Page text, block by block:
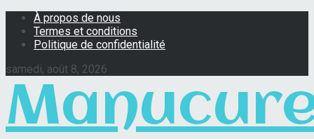
À propos de nous
Termes et conditions
Politique de confidentialité
samedi, août 8, 2026